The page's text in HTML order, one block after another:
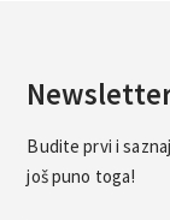
Budite prvi i
još puno toga!